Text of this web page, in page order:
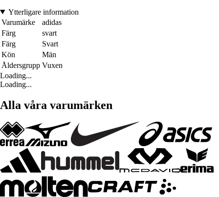
Ytterligare information
Varumärke
adidas
Färg
svart
Färg
Svart
Kön
Män
Åldersgrupp Vuxen
Loading...
Loading...
Alla våra varumärken